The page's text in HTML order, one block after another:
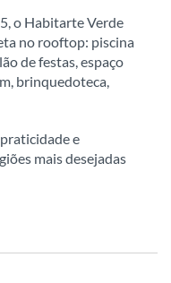
o Habitarte Verde
no rooftop: piscina
de festas, espaço
brinquedoteca,
e
mais desejadas